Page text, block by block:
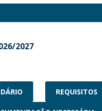
2027
REQUISITOS